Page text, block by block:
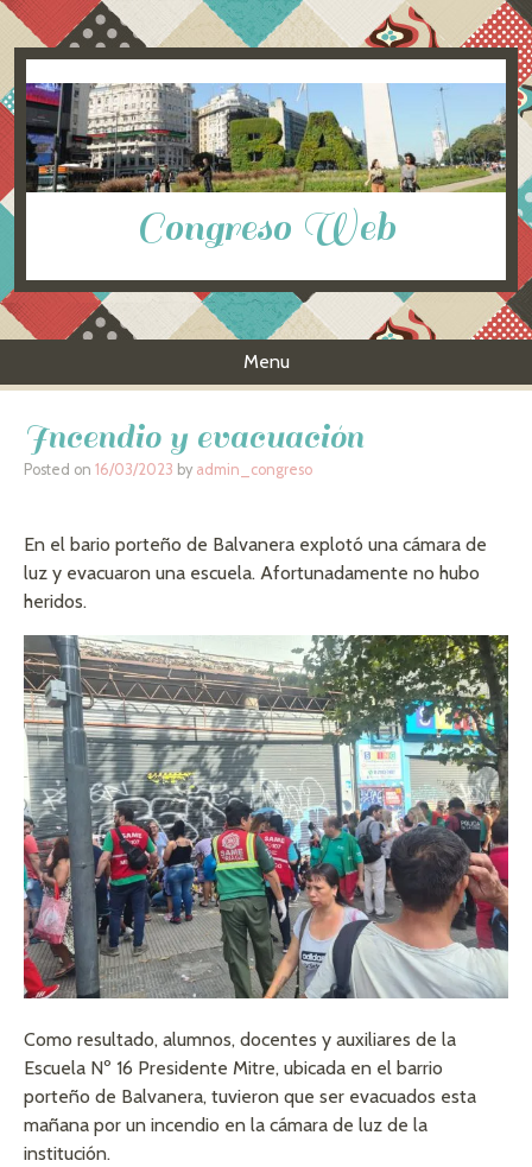
Congreso Web
Menu
Incendio y evacuación
Posted on 16/03/2023 by admin_congreso
En el bario porteño de Balvanera explotó una cámara de
luz y evacuaron una escuela. Afortunadamente no hubo
heridos.
Como resultado, alumnos, docentes y auxiliares de la
Escuela Nº 16 Presidente Mitre, ubicada en el barrio
porteño de Balvanera, tuvieron que ser evacuados esta
mañana por un incendio en la cámara de luz de la
institución.